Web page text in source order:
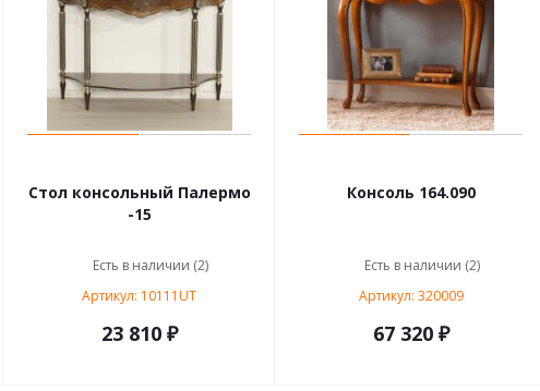
Стол консольный Палермо
-15
Есть в наличии (2)
Артикул: 10111UT
23 810 ₽
Консоль 164.090
Есть в наличии (2)
Артикул: 320009
67 320 ₽